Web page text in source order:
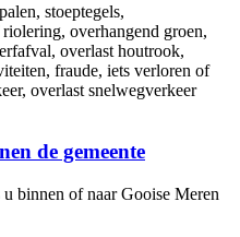
stoeptegels,
overhangend groen,
overlast houtrook,
fraude, iets verloren of
overlast snelwegverkeer
de gemeente
binnen of naar Gooise Meren